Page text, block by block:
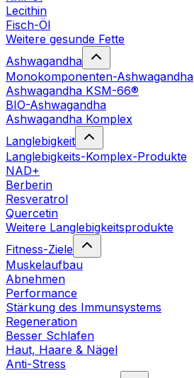
Lecithin
Fisch-Öl
Weitere gesunde Fette
Ashwagandha
Monokomponenten-Ashwagandha
Ashwagandha KSM-66®
BIO-Ashwagandha
Ashwagandha Komplex
Langlebigkeit
Langlebigkeits-Komplex-Produkte
NAD+
Berberin
Resveratrol
Quercetin
Weitere Langlebigkeitsprodukte
Fitness-Ziele
Muskelaufbau
Abnehmen
Performance
Stärkung des Immunsystems
Regeneration
Besser Schlafen
Haut, Haare & Nägel
Anti-Stress